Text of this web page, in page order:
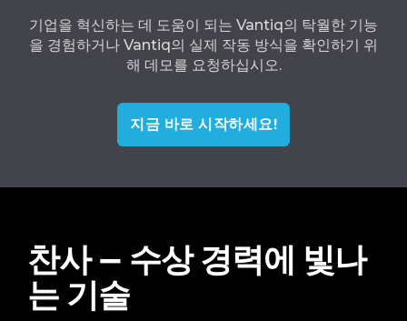
기업을 혁신하는 데 도움이 되는 Vantiq의 탁월한 기능
을 경험하거나 Vantiq의 실제 작동 방식을 확인하기 위
해 데모를 요청하십시오.
지금 바로 시작하세요!
찬사 — 수상 경력에 빛나
는 기술